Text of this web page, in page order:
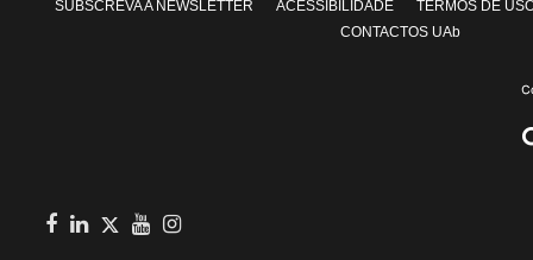
SUBSCREVA A NEWSLETTER ACESSIBILIDADE
TERMOS DE
CONTACTOS UAb
Twitter